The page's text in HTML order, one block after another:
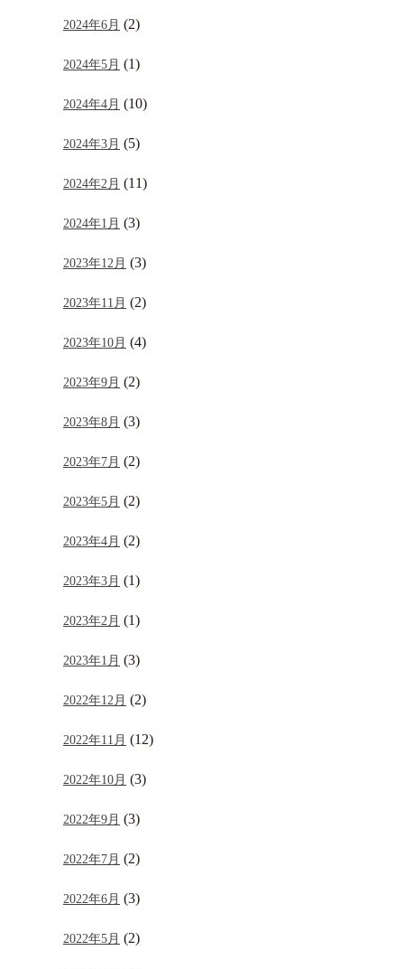
2024年6月 (2)
2024年5月 (1)
2024年4月 (10)
2024年3月 (5)
2024年2月 (11)
2024年1月 (3)
2023年12月 (3)
2023年11月 (2)
2023年10月 (4)
2023年9月 (2)
2023年8月 (3)
2023年7月 (2)
2023年5月 (2)
2023年4月 (2)
2023年3月 (1)
2023年2月 (1)
2023年1月 (3)
2022年12月 (2)
2022年11月 (12)
2022年10月 (3)
2022年9月 (3)
2022年7月 (2)
2022年6月 (3)
2022年5月 (2)